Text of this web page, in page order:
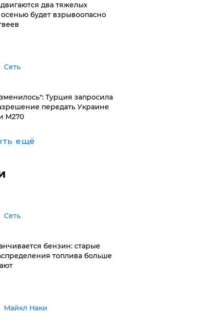
два тяжелых
осенью будет взрывоопасно
Сеть
Турция запросила
передать Украине
M270
ещё
Сеть
бензин: старые
топлива больше
Майкл Наки